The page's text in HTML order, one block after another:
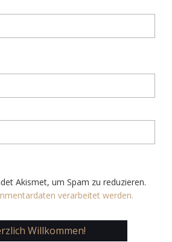
Akismet, um Spam zu reduzieren.
verarbeitet werden.
Willkommen!